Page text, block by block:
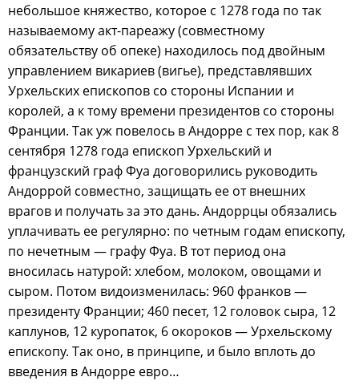
небольшое княжество, которое с 1278 года по так
называемому акт-пареажу (совместному
обязательству об опеке) находилось под двойным
управлением викариев (вигье), представлявших
Урхельских епископов со стороны Испании и
королей, а к тому времени президентов со стороны
Франции. Так уж повелось в Андорре с тех пор, как 8
сентября 1278 года епископ Урхельский и
французский граф Фуа договорились руководить
Андоррой совместно, защищать ее от внешних
врагов и получать за это дань. Андоррцы обязались
уплачивать ее регулярно: по четным годам епископу,
по нечетным — графу Фуа. В тот период она
вносилась натурой: хлебом, молоком, овощами и
сыром. Потом видоизменилась: 960 франков —
президенту Франции; 460 песет, 12 головок сыра, 12
каплунов, 12 куропаток, 6 окороков — Урхельскому
епископу. Так оно, в принципе, и было вплоть до
введения в Андорре евро…